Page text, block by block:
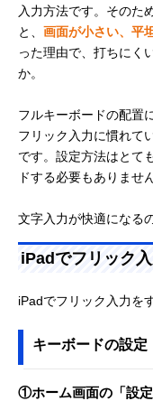
入力方法です。そのた
と、 画面が小さい、平
った理由で、打ちにく
か。
フルキーボードの配置
フリック入力に慣れて
です。設定方法はとて
ドする必要もありません
文字入力が快適になる
iPadでフリック
iPadでフリック入力を
キーボードの設定
①ホーム画面の「設